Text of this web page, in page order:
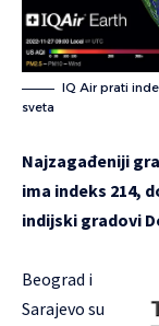
IQ Air prati
sveta
Najzagađeniji
ima indeks 214,
indijski gradovi
Beograd i
Sarajevo su